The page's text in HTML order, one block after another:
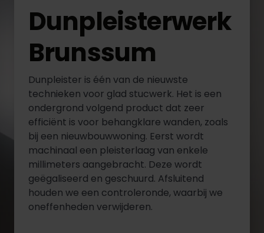
Dunpleisterwerk
Brunssum
Dunpleister is één van de nieuwste
technieken voor glad stucwerk. Het is een
ondergrond volgend product dat zeer
efficiënt is voor behangklare wanden, zoals
bij een nieuwbouwwoning. Eerst wordt
machinaal een pleisterlaag van enkele
millimeters aangebracht. Deze wordt
geëgaliseerd en geschuurd. Afsluitend
houden we een controleronde, waarbij we
oneffenheden verwijderen.